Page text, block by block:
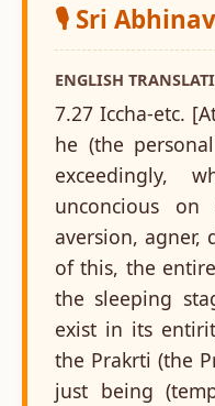
🎙️ Sri
ENGLISH
7.27 Iccha-etc.
he (the
exceedingly,
unconcious
aversion, agner,
of this, the
the sleeping
exist in its
the Prakrti (the
just being